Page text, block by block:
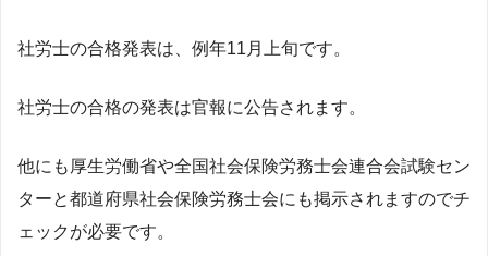
社労士の合格発表は、例年11月上旬です。
社労士の合格の発表は官報に公告されます。
他にも厚生労働省や全国社会保険労務士会連合会試験セン
ターと都道府県社会保険労務士会にも掲示されますのでチ
ェックが必要です。